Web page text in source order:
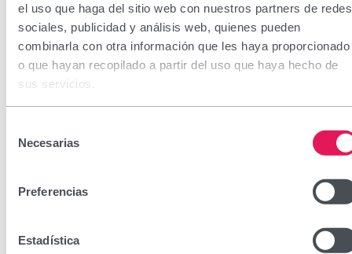
el uso que haga del sitio web con nuestros partners de redes
sociales, publicidad y análisis web, quienes pueden
combinarla con otra información que les haya proporcionado
o que hayan recopilado a partir del uso que haya hecho de
sus servicios.
Necesarias
Preferencias
Estadística
Rosaderm Gel Crema
Gel-crema hipoalergénico de excelente tolerancia para
especialmente para proteger o tratar las pieles sensibles o